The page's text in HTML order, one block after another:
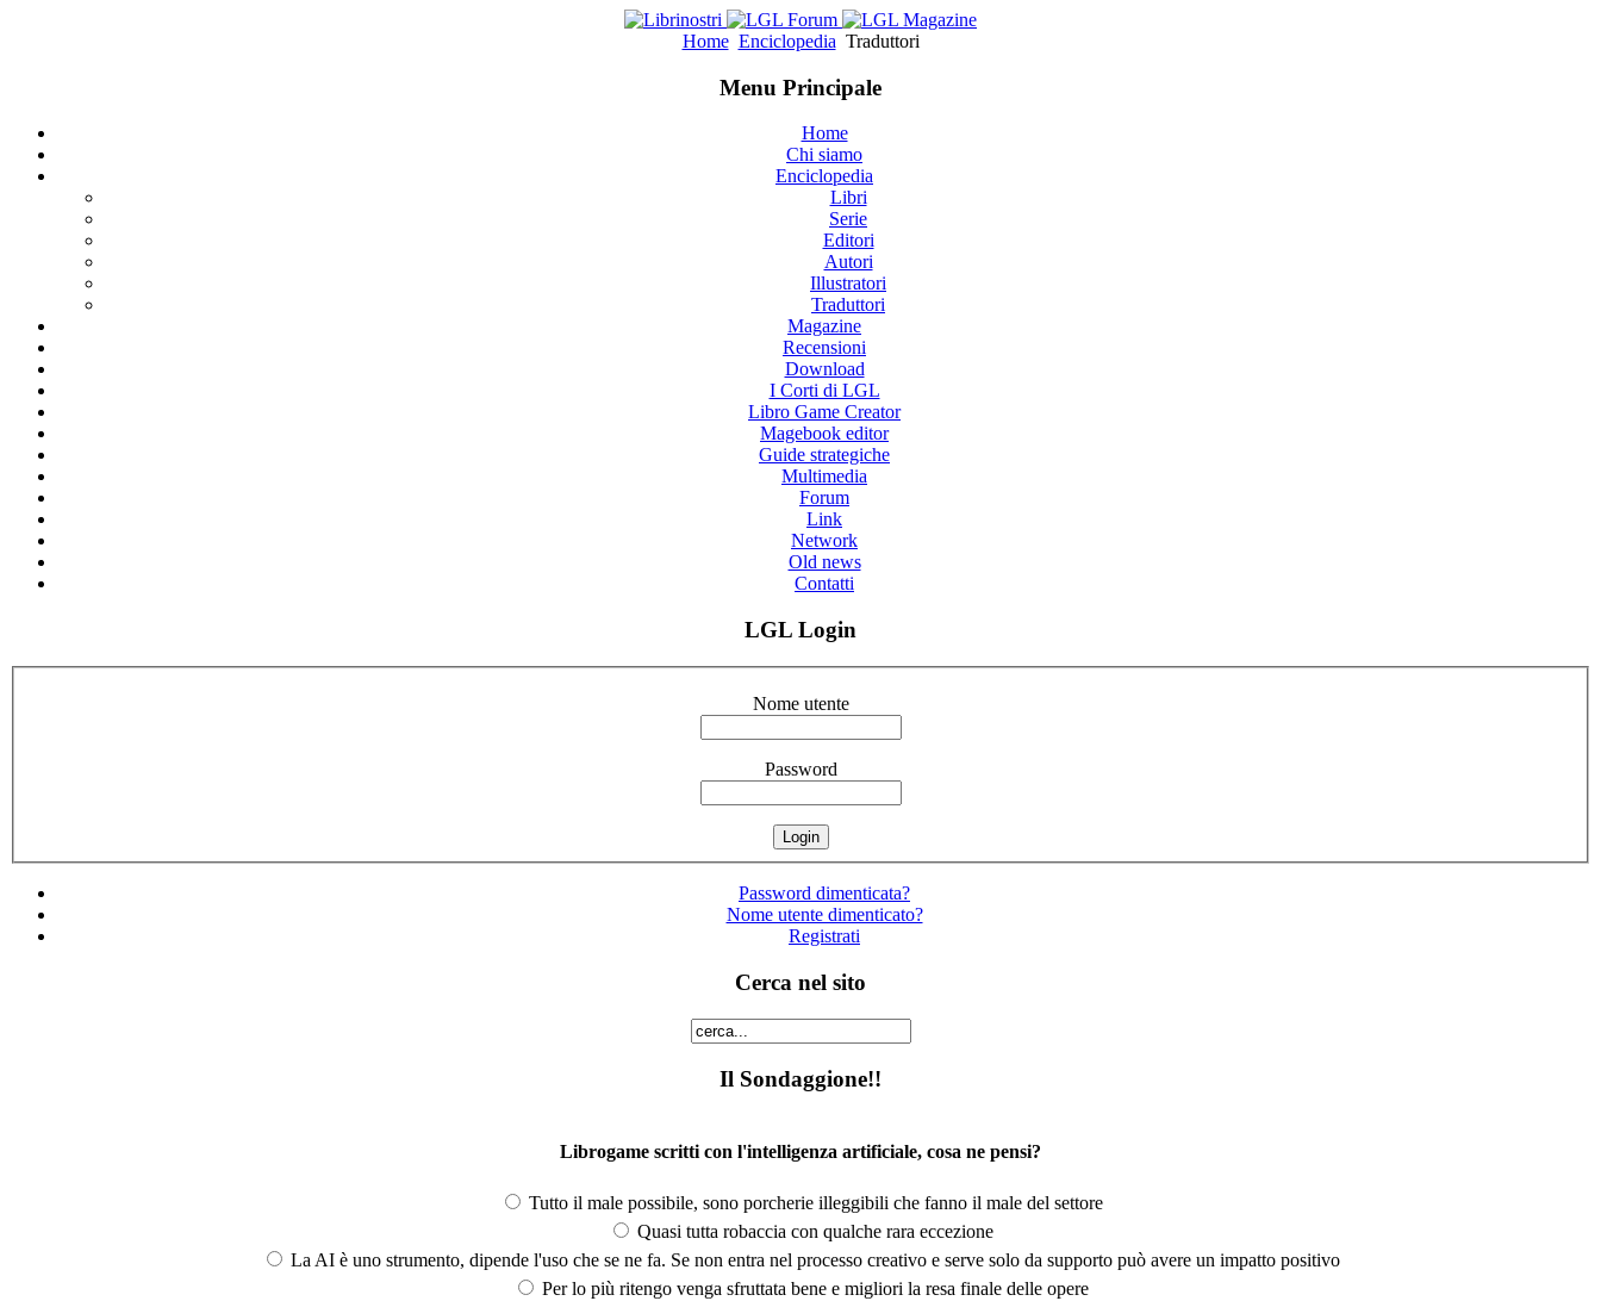
Home Enciclopedia Traduttori
Menu Principale
Home
Chi siamo
Enciclopedia
Libri
Serie
Editori
Autori
Illustratori
Traduttori
Magazine
Recensioni
Download
I Corti di LGL
Libro Game Creator
Magebook editor
Guide strategiche
Multimedia
Forum
Link
Network
Old news
Contatti
LGL Login
Nome utente
Password
Password dimenticata?
Nome utente dimenticato?
Registrati
Cerca nel sito
Il Sondaggione!!
Librogame scritti con l'intelligenza artificiale, cosa ne pensi?
Tutto il male possibile, sono porcherie illeggibili che fanno il male del settore
Quasi tutta robaccia con qualche rara eccezione
La AI è uno strumento, dipende l'uso che se ne fa. Se non entra nel processo creativo e serve solo da supporto può avere un impatto positivo
Per lo più ritengo venga sfruttata bene e migliori la resa finale delle opere